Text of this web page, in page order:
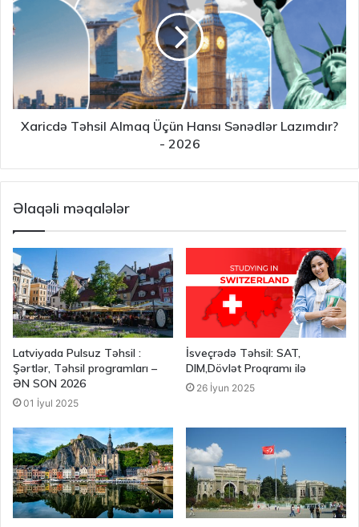
Xaricdə Təhsil Almaq Üçün Hansı Sənədlər Lazımdır?
- 2026
Əlaqəli məqalələr
Latviyada Pulsuz Təhsil :
Şərtlər, Təhsil programları –
ƏN SON 2026
01 İyul 2025
İsveçrədə Təhsil: SAT,
DIM,Dövlət Proqramı ilə
26 İyun 2025